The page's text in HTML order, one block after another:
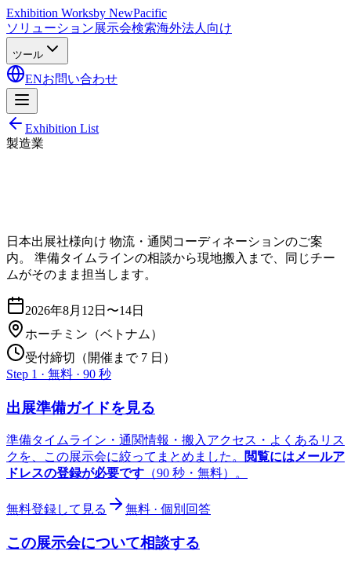
Exhibition Worksby NewPacific
ソリューション展示会検索海外法人向け
ツール
ENお問い合わせ
Exhibition List
製造業
日本出展社様向け 物流・通関コーディネーションのご案
内。 準備タイムラインの相談から現地搬入まで、同じチー
ムがそのまま担当します。
2026年8月12日〜14日
ホーチミン （ベトナム）
受付締切（開催まで 7 日）
Step 1 · 無料 · 90 秒
出展準備ガイドを見る
準備タイムライン・通関情報・搬入アクセス・よくあるリス
クを、この展示会に絞ってまとめました。
閲覧にはメールア
ドレスの登録が必要です （90 秒・無料）。
無料登録して見る 無料 · 個別回答
この展示会について相談する